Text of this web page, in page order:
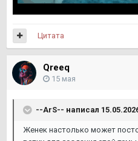
Цитата
Qreeq
15 мая
--ArS-- написал
Женек настолько может